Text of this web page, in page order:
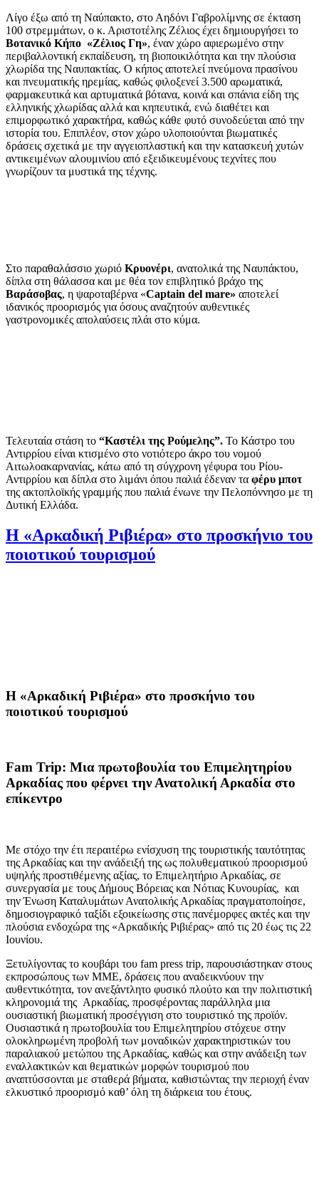
Λίγο έξω από τη Ναύπακτο, στο Αηδόνι Γαβρολίμνης σε έκταση
100 στρεμμάτων, ο κ. Αριστοτέλης Ζέλιος έχει δημιουργήσει το
Βοτανικό Κήπο «Ζέλιος Γη», έναν χώρο αφιερωμένο στην
περιβαλλοντική εκπαίδευση, τη βιοποικιλότητα και την πλούσια
χλωρίδα της Ναυπακτίας. Ο κήπος αποτελεί πνεύμονα πρασίνου
και πνευματικής ηρεμίας, καθώς φιλοξενεί 3.500 αρωματικά,
φαρμακευτικά και αρτυματικά βότανα, κοινά και σπάνια είδη της
ελληνικής χλωρίδας αλλά και κηπευτικά, ενώ διαθέτει και
επιμορφωτικό χαρακτήρα, καθώς κάθε φυτό συνοδεύεται από την
ιστορία του. Επιπλέον, στον χώρο υλοποιούνται βιωματικές
δράσεις σχετικά με την αγγειοπλαστική και την κατασκευή χυτών
αντικειμένων αλουμινίου από εξειδικευμένους τεχνίτες που
γνωρίζουν τα μυστικά της τέχνης.
Στο παραθαλάσσιο χωριό Κρυονέρι, ανατολικά της Ναυπάκτου,
δίπλα στη θάλασσα και με θέα τον επιβλητικό βράχο της
Βαράσοβας, η ψαροταβέρνα «Captain del mare» αποτελεί
ιδανικός προορισμός για όσους αναζητούν αυθεντικές
γαστρονομικές απολαύσεις πλάι στο κύμα.
Τελευταία στάση το “Καστέλι της Ρούμελης”. Το Κάστρο του
Αντιρρίου είναι κτισμένο στο νοτιότερο άκρο του νομού
Αιτωλοακαρνανίας, κάτω από τη σύγχρονη γέφυρα του Ρίου-
Αντιρρίου και δίπλα στο λιμάνι όπου παλιά έδεναν τα φέρυ μποτ
της ακτοπλοϊκής γραμμής που παλιά ένωνε την Πελοπόννησο με τη
Δυτική Ελλάδα.
Η «Αρκαδική Ριβιέρα» στο προσκήνιο του
ποιοτικού τουρισμού
Η «Αρκαδική Ριβιέρα» στο προσκήνιο του
ποιοτικού τουρισμού
Fam Trip: Μια πρωτοβουλία του Επιμελητηρίου
Αρκαδίας που φέρνει την Ανατολική Αρκαδία στο
επίκεντρο
Με στόχο την έτι περαιτέρω ενίσχυση της τουριστικής ταυτότητας
της Αρκαδίας και την ανάδειξή της ως πολυθεματικού προορισμού
υψηλής προστιθέμενης αξίας, το Επιμελητήριο Αρκαδίας, σε
συνεργασία με τους Δήμους Βόρειας και Νότιας Κυνουρίας, και
την Ένωση Καταλυμάτων Ανατολικής Αρκαδίας πραγματοποίησε,
δημοσιογραφικό ταξίδι εξοικείωσης στις πανέμορφες ακτές και την
πλούσια ενδοχώρα της «Αρκαδικής Ριβιέρας» από τις 20 έως τις 22
Ιουνίου.
Ξετυλίγοντας το κουβάρι του fam press trip, παρουσιάστηκαν στους
εκπροσώπους των ΜΜΕ, δράσεις που αναδεικνύουν την
αυθεντικότητα, τον ανεξάντλητο φυσικό πλούτο και την πολιτιστική
κληρονομιά της Αρκαδίας, προσφέροντας παράλληλα μια
ουσιαστική βιωματική προσέγγιση στο τουριστικό της προϊόν.
Ουσιαστικά η πρωτοβουλία του Επιμελητηρίου στόχευε στην
ολοκληρωμένη προβολή των μοναδικών χαρακτηριστικών του
παραλιακού μετώπου της Αρκαδίας, καθώς και στην ανάδειξη των
εναλλακτικών και θεματικών μορφών τουρισμού που
αναπτύσσονται με σταθερά βήματα, καθιστώντας την περιοχή έναν
ελκυστικό προορισμό καθ’ όλη τη διάρκεια του έτους.